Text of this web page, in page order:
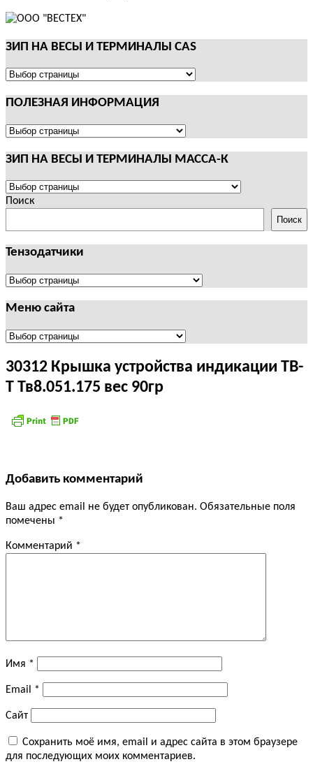
ЗИП НА ВЕСЫ И ТЕРМИНАЛЫ CAS
ЗИП
ВЕСЫ
ТЕРМИНАЛЫ
ПОЛЕЗНАЯ ИНФОРМАЦИЯ
ПОЛЕЗНАЯ
ЗИП НА ВЕСЫ И ТЕРМИНАЛЫ МАССА-К
ЗИП
НА
И
ТЕРМИНАЛЫ
МАССА-
Поиск
Поиск
Тензодатчики
Тензодатчики
Меню сайта
Меню
30312 Крышка устройства индикации ТВ-
Т Тв8.051.175 вес 90гр
Добавить комментарий
Ваш адрес email не будет опубликован. Обязательные поля
помечены *
Комментарий *
Имя *
Email *
Сайт
Сохранить моё имя, email и адрес сайта в этом браузере
для последующих моих комментариев.